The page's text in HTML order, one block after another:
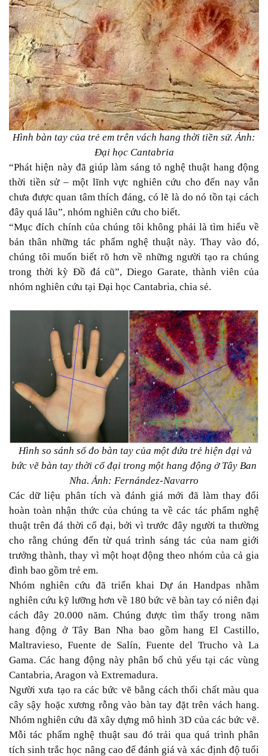
Hình bàn tay của trẻ em trên vách hang thời tiền sử. Ảnh:
Đại học Cantabria
“Phát hiện này đã giúp làm sáng tỏ nghệ thuật hang động
thời tiền sử – một lĩnh vực nghiên cứu cho đến nay vẫn
chưa được quan tâm thích đáng, có lẽ là do nó tồn tại cách
đây quá lâu”, nhóm nghiên cứu cho biết.
“Mục đích chính của chúng tôi không phải là tìm hiểu về
bản thân những tác phẩm nghệ thuật này. Thay vào đó,
chúng tôi muốn biết rõ hơn về những người tạo ra chúng
trong thời kỳ Đồ đá cũ”, Diego Garate, thành viên của
nhóm nghiên cứu tại Đại học Cantabria, chia sẻ.
Hình so sánh số đo bàn tay của một đứa trẻ hiện đại và
bức vẽ bàn tay thời cổ đại trong một hang động ở Tây Ban
Nha. Ảnh: Fernández-Navarro
Các dữ liệu phân tích và đánh giá mới đã làm thay đổi
hoàn toàn nhận thức của chúng ta về các tác phẩm nghệ
thuật trên đá thời cổ đại, bởi vì trước đây người ta thường
cho rằng chúng đến từ quá trình sáng tác của nam giới
trưởng thành, thay vì một hoạt động theo nhóm của cả gia
đình bao gồm trẻ em.
Nhóm nghiên cứu đã triển khai Dự án Handpas nhằm
nghiên cứu kỹ lưỡng hơn về 180 bức vẽ bàn tay có niên đại
cách đây 20.000 năm. Chúng được tìm thấy trong năm
hang động ở Tây Ban Nha bao gồm hang El Castillo,
Maltravieso, Fuente de Salín, Fuente del Trucho và La
Gama. Các hang động này phân bố chủ yếu tại các vùng
Cantabria, Aragon và Extremadura.
Người xưa tạo ra các bức vẽ bằng cách thổi chất màu qua
cây sậy hoặc xương rỗng vào bàn tay đặt trên vách hang.
Nhóm nghiên cứu đã xây dựng mô hình 3D của các bức vẽ.
Mỗi tác phẩm nghệ thuật sau đó trải qua quá trình phân
tích sinh trắc học nâng cao để đánh giá và xác định độ tuổi